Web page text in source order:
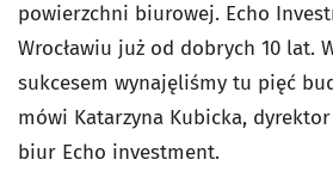
powierzchni biurowej. Echo
Wrocławiu już od dobrych 10 lat.
sukcesem wynajęliśmy tu pięć
mówi Katarzyna Kubicka,
biur Echo investment.